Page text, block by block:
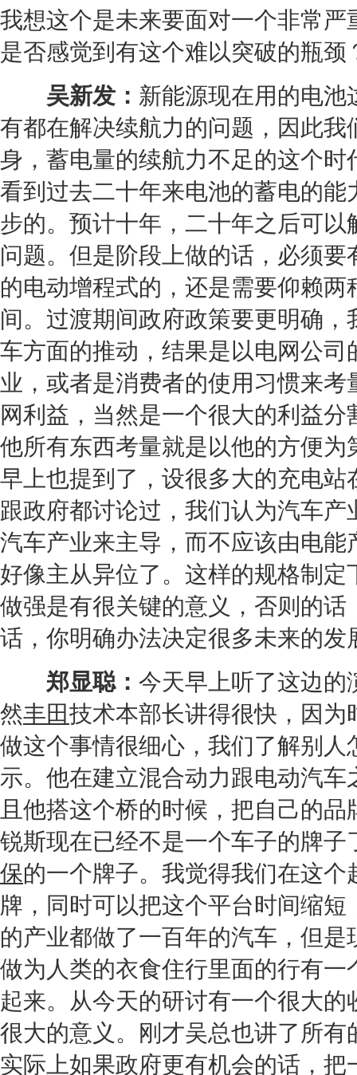
我想这个是未来要面对一个非常
是否感觉到有这个难以突破的瓶颈
吴新发： 新能源现在用的电池
有都在解决续航力的问题，因此
身，蓄电量的续航力不足的这个
看到过去二十年来电池的蓄电的能
步的。预计十年，二十年之后可
问题。但是阶段上做的话，必须
的电动增程式的，还是需要仰赖
间。过渡期间政府政策要更明确
车方面的推动，结果是以电网公
业，或者是消费者的使用习惯来
网利益，当然是一个很大的利益
他所有东西考量就是以他的方便
早上也提到了，设很多大的充电
跟政府都讨论过，我们认为汽车产
汽车产业来主导，而不应该由电
好像主从异位了。这样的规格制
做强是有很关键的意义，否则的
话，你明确办法决定很多未来的
郑显聪： 今天早上听了这边的
然丰田技术本部长讲得很快，因
做这个事情很细心，我们了解别
示。他在建立混合动力跟电动汽
且他搭这个桥的时候，把自己的
锐斯现在已经不是一个车子的牌子
保的一个牌子。我觉得我们在这
牌，同时可以把这个平台时间缩短
的产业都做了一百年的汽车，但
做为人类的衣食住行里面的行有
起来。从今天的研讨有一个很大
很大的意义。刚才吴总也讲了所
实际上如果政府更有机会的话，